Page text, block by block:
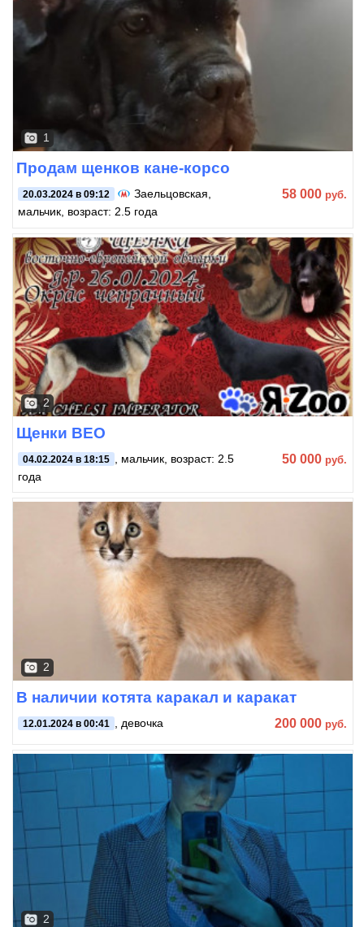
1
Продам щенков кане-корсо
20.03.2024 в 09:12 Заельцовская,
мальчик, возраст: 2.5 года
58 000 руб.
2
Щенки ВЕО
04.02.2024 в 18:15
, мальчик, возраст: 2.5
года
50 000 руб.
2
В наличии котята каракал и каракат
12.01.2024 в 00:41 , девочка 200 000 руб.
2